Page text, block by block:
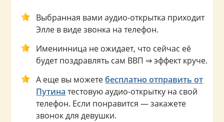
Выбранная вами аудио-открытка приходит
Элле в виде звонка на телефон.
Именинница не ожидает, что сейчас её
будет поздравлять сам ВВП ⇒ эффект круче.
А еще вы можетебесплатно отправить от
Путина тестовую аудио-открытку на свой
телефон. Если понравится — закажете
звонок для девушки.